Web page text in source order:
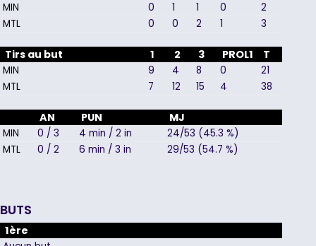
MIN 0 1 1 0
2
MTL
0 0 2 1 3
Tirs au but 1 2 3 PROL1 T
MIN 9 4 8 0
21
MTL
7 12 15 4 38
AN PUN MJ
MIN 0 / 3 4 min / 2 in
24/53 (45.3 %)
MTL
0 / 2 6 min / 3 in 29/53 (54.7 %)
BUTS
1ère